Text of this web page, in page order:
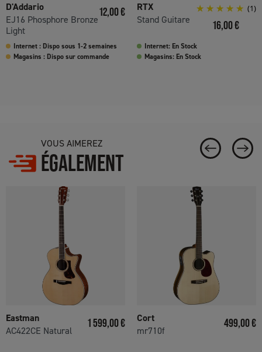
D'Addario
EJ16 Phosphore Bronze
Light
Prix
12,00 €
Internet : Dispo sous 1-2 semaines
Magasins : Dispo sur commande
RTX
Stand Guitare
(1)
Prix
16,00 €
Internet: En Stock
Magasins: En Stock
VOUS AIMEREZ
ÉGALEMENT
Eastman
AC422CE Natural
Prix
1 599,00 €
Cort
mr710f
Prix
499,00 €